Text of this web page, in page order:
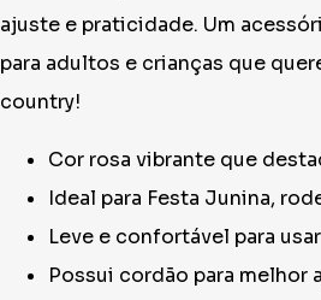
ajuste e praticidade. Um
para adultos e crianças que
country!
Cor rosa vibrante que
Ideal para Festa Junina,
Leve e confortável para
Possui cordão para melhor